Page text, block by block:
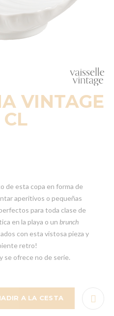
VINTAGE
CL
de esta copa en forma de
aperitivos o pequeñas
para toda clase de
en la playa o un brunch
con esta vistosa pieza y
retro!
se ofrece no de serie.
A LA CESTA